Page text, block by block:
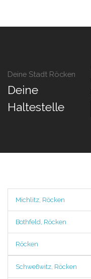
Deine Stadt Röcken
Deine
Haltestelle
Michlitz, Röcken
Bothfeld, Röcken
Röcken
Schweßwitz, Röcken